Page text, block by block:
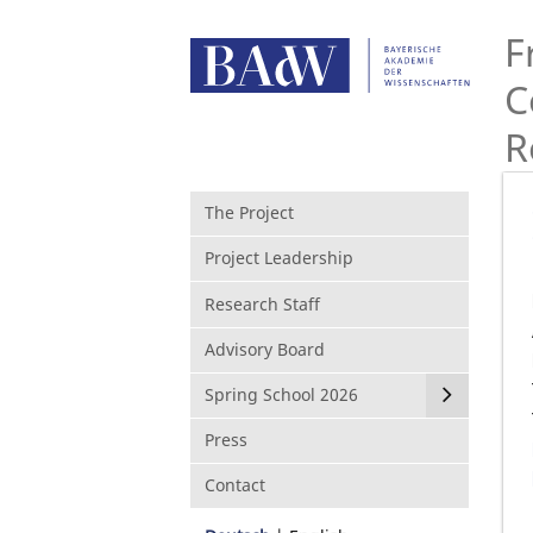
The Project
Project Leadership
Research Staff
Advisory Board
Spring School 2026
Press
Contact